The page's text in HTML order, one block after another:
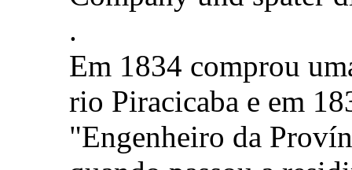
.
Em 1834 comprou
rio Piracicaba e em
"Engenheiro da